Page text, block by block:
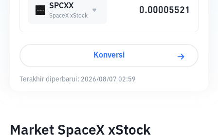
SPCXX
SpaceX xStock
Konversi
Terakhir diperbarui: 2026/08/07 02:59
Market SpaceX xStock